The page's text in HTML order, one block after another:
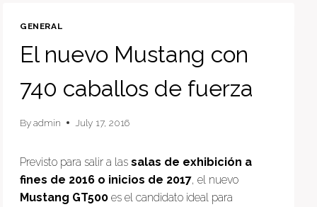
GENERAL
El nuevo Mustang con
740 caballos de fuerza
Byadmin July 17, 2016
Previsto para salir a las salas de exhibición a
fines de 2016 o inicios de 2017, el nuevo
Mustang GT500 es el candidato ideal para